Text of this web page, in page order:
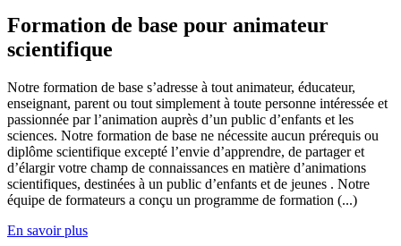
Formation de base pour animateur
scientifique
Notre formation de base s’adresse à tout animateur, éducateur,
enseignant, parent ou tout simplement à toute personne intéressée et
passionnée par l’animation auprès d’un public d’enfants et les
sciences. Notre formation de base ne nécessite aucun prérequis ou
diplôme scientifique excepté l’envie d’apprendre, de partager et
d’élargir votre champ de connaissances en matière d’animations
scientifiques, destinées à un public d’enfants et de jeunes . Notre
équipe de formateurs a conçu un programme de formation (...)
En savoir plus